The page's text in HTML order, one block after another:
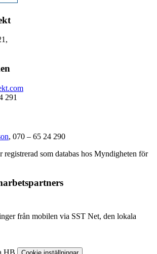
291
, 070 – 65 24 290
registrerad som databas hos Myndigheten för
från mobilen via SST Net, den lokala
HB